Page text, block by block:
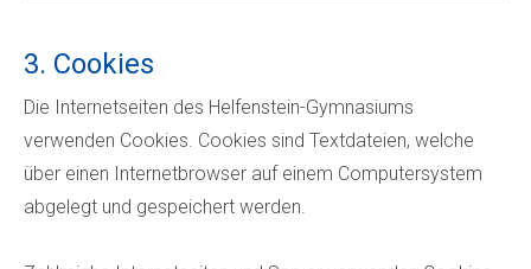
3. Cookies
Die Internetseiten des Helfenstein-Gymnasiums
verwenden Cookies. Cookies sind Textdateien, welche
über einen Internetbrowser auf einem Computersystem
abgelegt und gespeichert werden.